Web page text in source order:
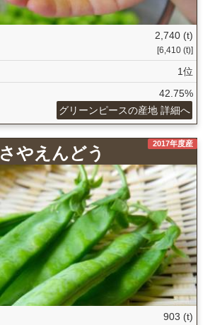
2,740 (t)
[6,410 (t)]
1位
42.75%
グリーンピースの産地 詳細へ
2017年度産
さやえんどう
903 (t)